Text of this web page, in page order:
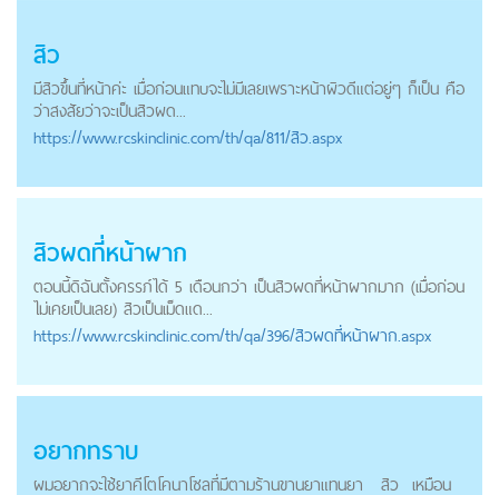
สิว
มีสิวขึ้นที่หน้าค่ะ เมื่อก่อนแทบจะไม่มีเลยเพราะหน้าผิวดีแต่อยู่ๆ ก็เป็น คือ
ว่าสงสัยว่าจะเป็นสิวผด...
https://www.rcskinclinic.com/th/qa/811/สิว.aspx
สิวผดที่หน้าผาก
ตอนนี้ดิฉันตั้งครรภ์ได้ 5 เดือนกว่า เป็นสิวผดที่หน้าผากมาก (เมื่อก่อน
ไม่เคยเป็นเลย) สิวเป็นเม็ดแด...
https://www.rcskinclinic.com/th/qa/396/สิวผดที่หน้าผาก.aspx
อยากทราบ
ผมอยากจะใช้ยาคีโตโคนาโซลที่มีตามร้านขานยาแทนยา
สิว เหมือน